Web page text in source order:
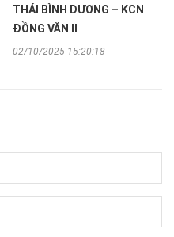
THÁI BÌNH DƯƠNG – KCN
ĐỒNG VĂN II
02/10/2025 15:20:18